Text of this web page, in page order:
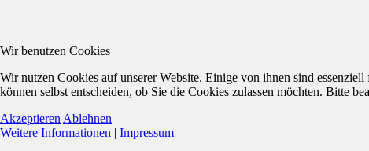
Wir benutzen Cookies
Wir nutzen Cookies auf unserer Website. Einige von ihnen sind
können selbst entscheiden, ob Sie die Cookies zulassen möchten. Bitte
Akzeptieren Ablehnen
Weitere Informationen | Impressum